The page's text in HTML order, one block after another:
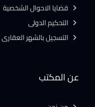
عن المكتب
قضايا الاحوال الشخصية
التحكيم الدولى
التسجيل بالشهر العقارى